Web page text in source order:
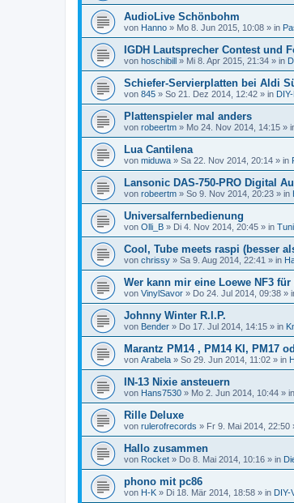
AudioLive Schönbohm
von Hanno » Mo 8. Jun 2015, 10:08 » in
IGDH Lautsprecher Contest und
von hoschibill » Mi 8. Apr 2015, 21:34 » in
Schiefer-Servierplatten bei Aldi
von 845 » So 21. Dez 2014, 12:42 » in
Plattenspieler mal anders
von robeertm » Mo 24. Nov 2014, 14:15 »
Lua Cantilena
von miduwa » Sa 22. Nov 2014, 20:14 » in
Lansonic DAS-750-PRO Digital
von robeertm » So 9. Nov 2014, 20:23 » in
Universalfernbedienung
von Olli_B » Di 4. Nov 2014, 20:45 » in
Cool, Tube meets raspi (besser
von chrissy » Sa 9. Aug 2014, 22:41 » in
Wer kann mir eine Loewe NF3
von VinylSavor » Do 24. Jul 2014, 09:38 »
Johnny Winter R.I.P.
von Bender » Do 17. Jul 2014, 14:15 » in
Marantz PM14 , PM14 KI, PM17
von Arabela » So 29. Jun 2014, 11:02 » in
IN-13 Nixie ansteuern
von Hans7530 » Mo 2. Jun 2014, 10:44 » in
Rille Deluxe
von rulerofrecords » Fr 9. Mai 2014, 22:50
Hallo zusammen
von Rocket » Do 8. Mai 2014, 10:16 » in
phono mit pc86
von H-K » Di 18. Mär 2014, 18:58 » in DIY-